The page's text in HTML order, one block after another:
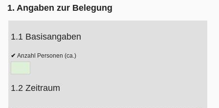
1. Angaben zur Belegung
1.1 Basisangaben
Anzahl Personen (ca.)
1.2 Zeitraum